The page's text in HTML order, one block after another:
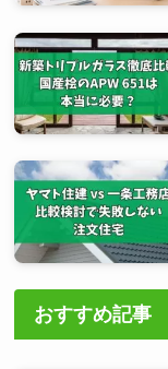
おすすめ記事